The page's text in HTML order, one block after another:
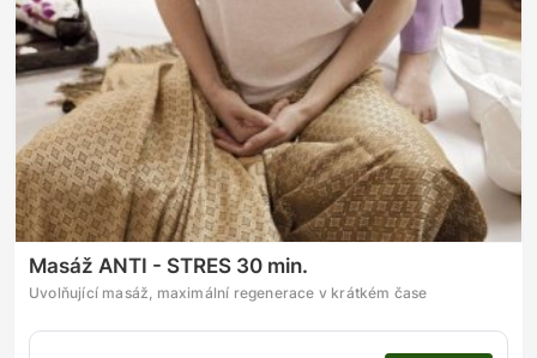
Masáž ANTI - STRES 30 min.
Uvolňující masáž, maximální regenerace v krátkém čase